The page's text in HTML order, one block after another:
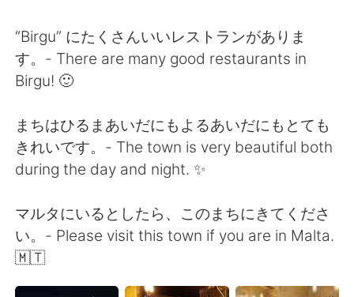
“Birgu” にたくさんいいレストランがありま
す。- There are many good restaurants in
Birgu! 🙂
まちはひるまあいだにもよるあいだにもとても
きれいです。- The town is very beautiful both
during the day and night. ✨
マルタにいるとしたら、このまちにきてくださ
い。- Please visit this town if you are in Malta.
🇲🇹